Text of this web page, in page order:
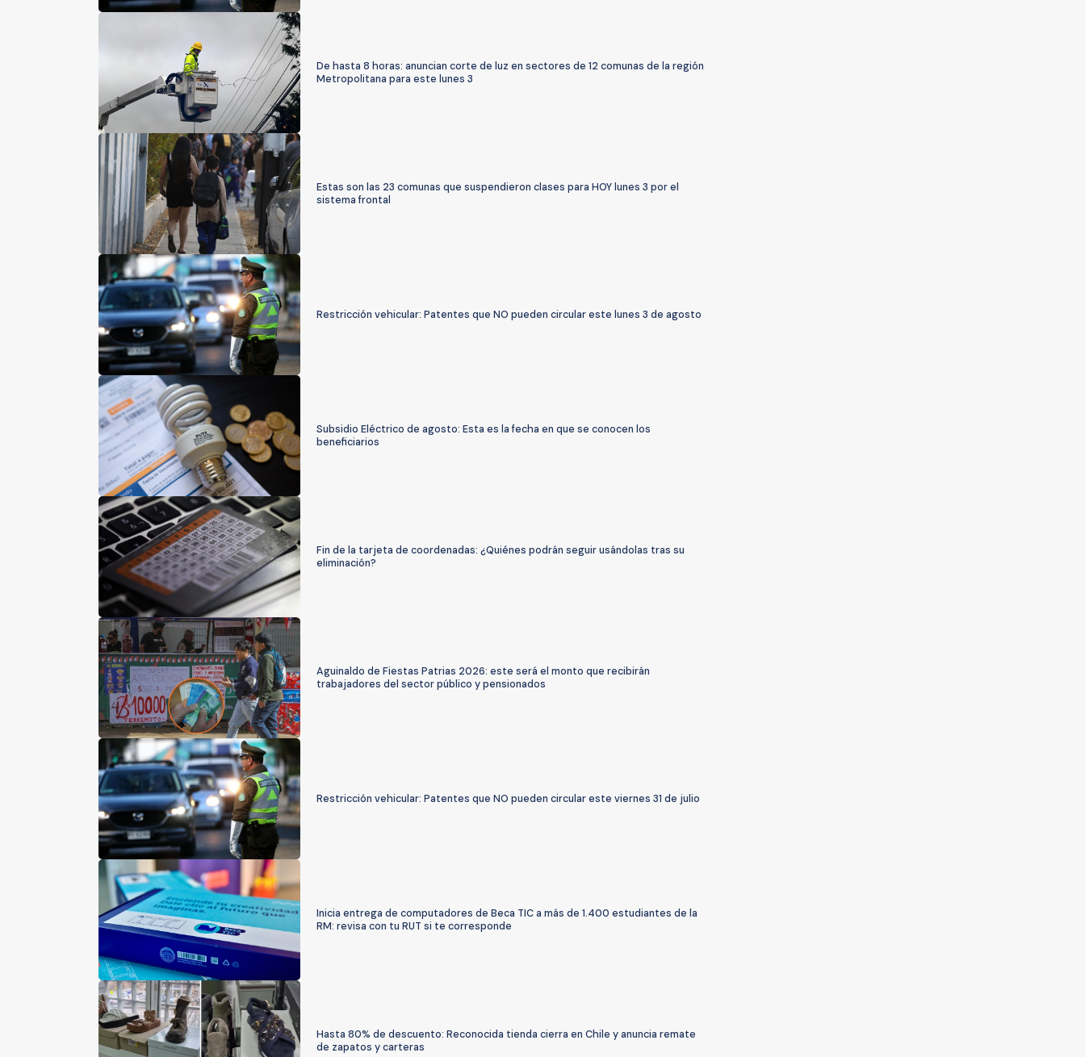
De hasta 8 horas: anuncian corte de luz en sectores de 12 comunas de la región
Metropolitana para este lunes 3
Estas son las 23 comunas que suspendieron clases para HOY lunes 3 por el
sistema frontal
Restricción vehicular: Patentes que NO pueden circular este lunes 3 de agosto
Subsidio Eléctrico de agosto: Esta es la fecha en que se conocen los
beneficiarios
Fin de la tarjeta de coordenadas: ¿Quiénes podrán seguir usándolas tras su
eliminación?
Aguinaldo de Fiestas Patrias 2026: este será el monto que recibirán
trabajadores del sector público y pensionados
Restricción vehicular: Patentes que NO pueden circular este viernes 31 de julio
Inicia entrega de computadores de Beca TIC a más de 1.400 estudiantes de la
RM: revisa con tu RUT si te corresponde
Hasta 80% de descuento: Reconocida tienda cierra en Chile y anuncia remate
de zapatos y carteras